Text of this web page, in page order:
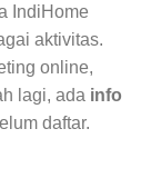
IndiHome
aktivitas.
online,
lagi, ada info
daftar.